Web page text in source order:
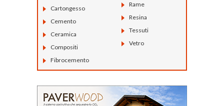
Cartongesso
Cemento
Ceramica
Compositi
Fibrocemento
Rame
Resina
Tessuti
Vetro